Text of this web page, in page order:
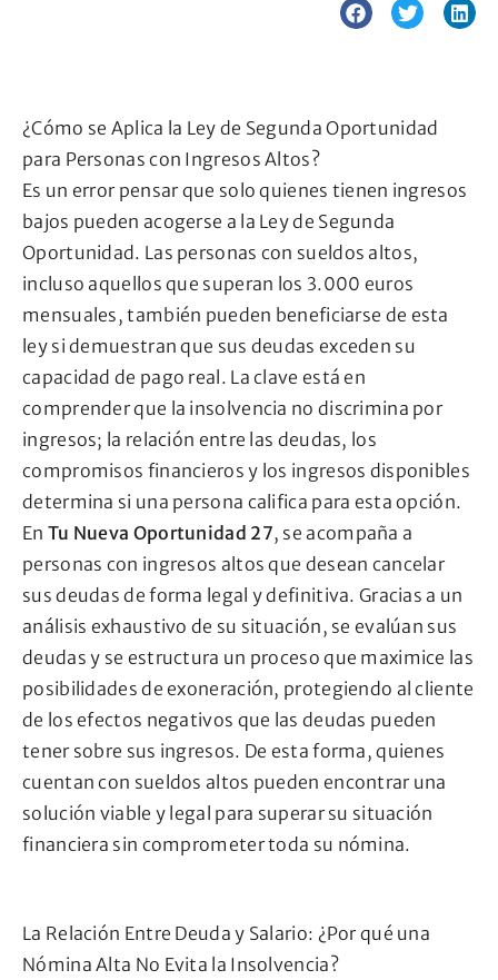
¿Cómo se Aplica la Ley de Segunda Oportunidad
para Personas con Ingresos Altos?
Es un error pensar que solo quienes tienen ingresos
bajos pueden acogerse a la Ley de Segunda
Oportunidad. Las personas con sueldos altos,
incluso aquellos que superan los 3.000 euros
mensuales, también pueden beneficiarse de esta
ley si demuestran que sus deudas exceden su
capacidad de pago real. La clave está en
comprender que la insolvencia no discrimina por
ingresos; la relación entre las deudas, los
compromisos financieros y los ingresos disponibles
determina si una persona califica para esta opción.
En Tu Nueva Oportunidad 27, se acompaña a
personas con ingresos altos que desean cancelar
sus deudas de forma legal y definitiva. Gracias a un
análisis exhaustivo de su situación, se evalúan sus
deudas y se estructura un proceso que maximice las
posibilidades de exoneración, protegiendo al cliente
de los efectos negativos que las deudas pueden
tener sobre sus ingresos. De esta forma, quienes
cuentan con sueldos altos pueden encontrar una
solución viable y legal para superar su situación
financiera sin comprometer toda su nómina.
La Relación Entre Deuda y Salario: ¿Por qué una
Nómina Alta No Evita la Insolvencia?